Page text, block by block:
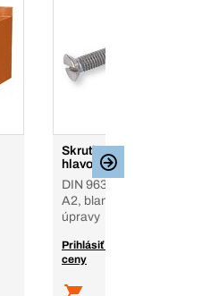
Skrutky so zápustnou
hlavou
DIN 963, nerezová oceľ
A2, blank - bez povrch.
úpravy
Prihlásiť sa a zobraziť
ceny